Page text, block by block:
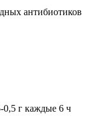
антибиотиков
0,5 г каждые 6 ч